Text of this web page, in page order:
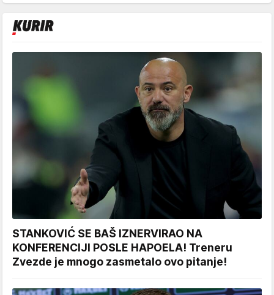
STANKOVIĆ SE BAŠ IZNERVIRAO NA
KONFERENCIJI POSLE HAPOELA! Treneru
Zvezde je mnogo zasmetalo ovo pitanje!